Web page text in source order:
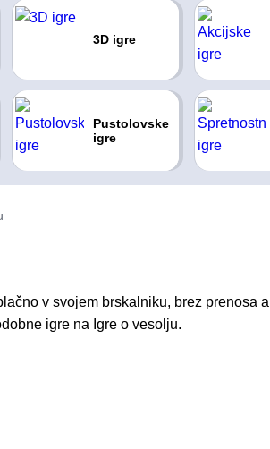
3D igre
Pustolovske
igre
v svojem brskalniku, brez prenosa
igre na Igre o vesolju.